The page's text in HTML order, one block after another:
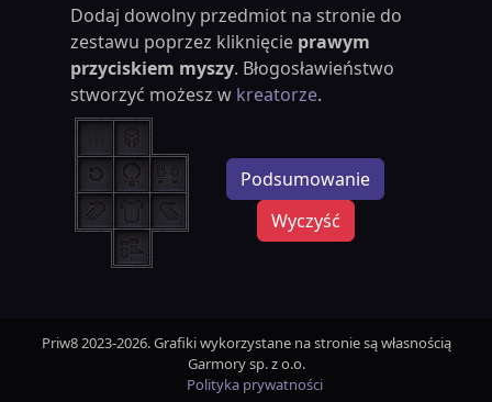
Dodaj dowolny przedmiot na stronie do
zestawu poprzez kliknięcie prawym
przyciskiem myszy. Błogosławieństwo
stworzyć możesz w kreatorze.
Podsumowanie
Wyczyść
Priw8 2023-2026. Grafiki wykorzystane na stronie są własnością
Garmory sp. z o.o.
Polityka prywatności